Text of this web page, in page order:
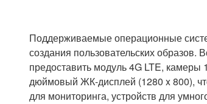
Поддерживаемые операционные
создания пользовательских
предоставить модуль 4G LTE,
дюймовый ЖК-дисплей (1280 x 800),
для мониторинга, устройств для